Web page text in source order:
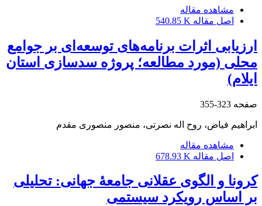
مشاهده مقاله
اصل مقاله 540.85 K
ارزیابی اثرات برنامه‌‌های توسعه‌ای بر جوامع
محلی ‌(‌مورد مطالعه؛ پروژه سدسازی استان
ایلام)
صفحه 323-355
ابراهیم فیاض، روح اله نصرتی، منصور منصوری مقدم
مشاهده مقاله
اصل مقاله 678.93 K
کرونا و الگوی عقلانی جامعۀ جهانی: تحلیلی
بر اساس رویکرد سیستمی